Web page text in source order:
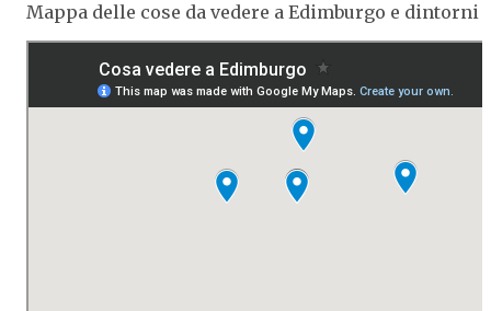
Mappa delle cose da vedere a Edimburgo e dintorni